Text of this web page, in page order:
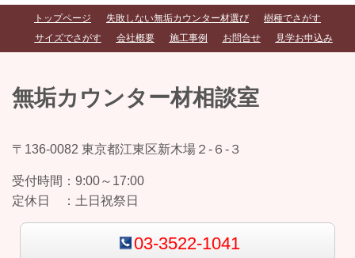
トップページ 失敗しない無垢カウンター材選び
樹種でさがす
サイズでさがす
会社概要 施工事例 お問合せ 見学お申込み
無垢カウンター材相談室
〒136-0082 東京都江東区新木場２-６-３
受付時間： 9:00～17:00
定休日 ： 土日祝祭日
03-3522-1041